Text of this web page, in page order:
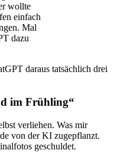
wollte
einfach
Mal
dazu
daraus tatsächlich drei
im Frühling“
verliehen. Was mir
von der KI zugepflanzt.
geschuldet.